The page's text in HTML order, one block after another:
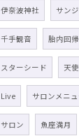
伊奈波神社 サン
千手観音 胎内回帰
スターシード 天
Live サロンメニ
サロン 魚座満月